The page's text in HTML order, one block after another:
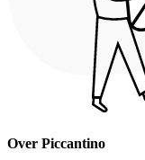
Over Piccantino